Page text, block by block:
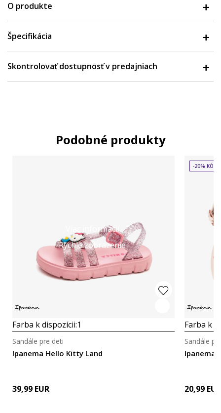
O produkte
Špecifikácia
Skontrolovať dostupnosť v predajniach
Podobné produkty
Viac informácií
Rýchle zobrazenie
Farba k dispozícii:1
Ipanema Hello Kitty Land
Sandále pre deti
39,99 EUR
-20% KÓD:
Farba k
Ipanema
Sandále
20,99 EUR